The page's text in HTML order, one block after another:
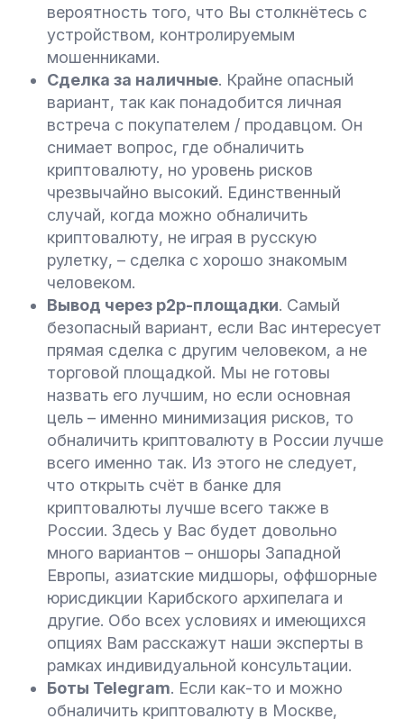
вероятность того, что Вы столкнётесь с
устройством, контролируемым
мошенниками.
Сделка за наличные. Крайне опасный
вариант, так как понадобится личная
встреча с покупателем / продавцом. Он
снимает вопрос, где обналичить
криптовалюту, но уровень рисков
чрезвычайно высокий. Единственный
случай, когда можно обналичить
криптовалюту, не играя в русскую
рулетку, – сделка с хорошо знакомым
человеком.
Вывод через p2p-площадки. Самый
безопасный вариант, если Вас интересует
прямая сделка с другим человеком, а не
торговой площадкой. Мы не готовы
назвать его лучшим, но если основная
цель – именно минимизация рисков, то
обналичить криптовалюту в России лучше
всего именно так. Из этого не следует,
что открыть счёт в банке для
криптовалюты лучше всего также в
России. Здесь у Вас будет довольно
много вариантов – оншоры Западной
Европы, азиатские мидшоры, оффшорные
юрисдикции Карибского архипелага и
другие. Обо всех условиях и имеющихся
опциях Вам расскажут наши эксперты в
рамках индивидуальной консультации.
Боты Telegram. Если как-то и можно
обналичить криптовалюту в Москве,